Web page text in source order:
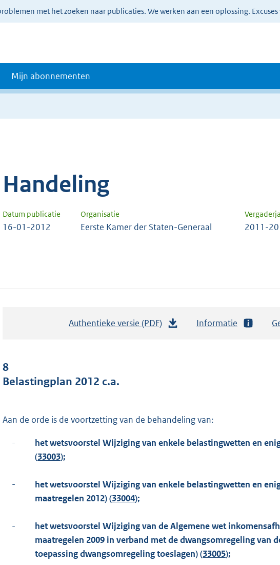
met het zoeken naar publicaties. We werken aan een oplossing.
Mijn abonnementen
Handeling
Datum publicatie Organisatie
16-01-2012 Eerste Kamer der Staten-Generaal 2011-
Authentieke versie (PDF)
s
r
t
:
5
7
Informatie
8
Belastingplan 2012 c.a.
Aan de orde is de voortzetting van de behandeling van:
-
het wetsvoorstel Wijziging van enkele belastingwetten en
(33003);
-
het wetsvoorstel Wijziging van enkele belastingwetten en
maatregelen 2012) (33004);
-
het wetsvoorstel Wijziging van de Algemene wet
maatregelen 2009 in verband met de dwangsomregeling van
toepassing dwangsomregeling toeslagen) (33005);